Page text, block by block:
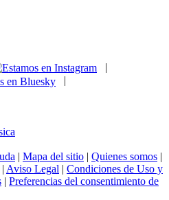
|
|
| Mapa del sitio | Quienes somos |
| Aviso Legal | Condiciones de Uso y
| Preferencias del consentimiento de